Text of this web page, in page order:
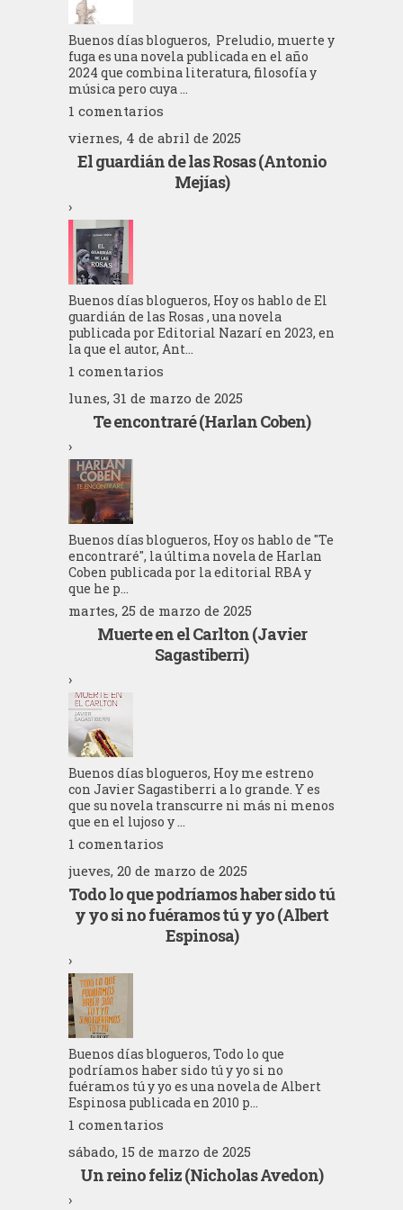
Buenos días blogueros, Preludio, muerte y
fuga es una novela publicada en el año
2024 que combina literatura, filosofía y
música pero cuya ...
1 comentarios
viernes, 4 de abril de 2025
El guardián de las Rosas (Antonio
Mejías)
›
Buenos días blogueros, Hoy os hablo de El
guardián de las Rosas , una novela
publicada por Editorial Nazarí en 2023, en
la que el autor, Ant...
1 comentarios
lunes, 31 de marzo de 2025
Te encontraré (Harlan Coben)
›
Buenos días blogueros, Hoy os hablo de "Te
encontraré", la última novela de Harlan
Coben publicada por la editorial RBA y
que he p...
martes, 25 de marzo de 2025
Muerte en el Carlton (Javier
Sagastiberri)
›
Buenos días blogueros, Hoy me estreno
con Javier Sagastiberri a lo grande. Y es
que su novela transcurre ni más ni menos
que en el lujoso y ...
1 comentarios
jueves, 20 de marzo de 2025
Todo lo que podríamos haber sido tú
y yo si no fuéramos tú y yo (Albert
Espinosa)
›
Buenos días blogueros, Todo lo que
podríamos haber sido tú y yo si no
fuéramos tú y yo es una novela de Albert
Espinosa publicada en 2010 p...
1 comentarios
sábado, 15 de marzo de 2025
Un reino feliz (Nicholas Avedon)
›